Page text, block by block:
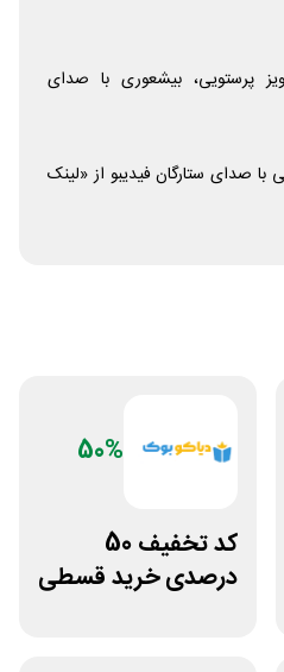
پرستویی، بیشعوری با صدای
صدای ستارگان فیدیبو از «لینک
50%
کد تخفیف 50
درصدی خرید قسطی